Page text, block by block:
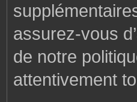
assurez-vous
de notre
attentivement